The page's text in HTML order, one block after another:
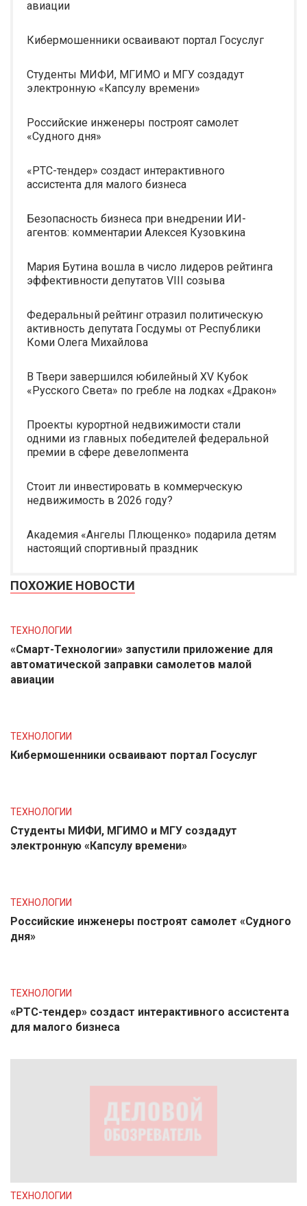
авиации
Кибермошенники осваивают портал Госуслуг
Студенты МИФИ, МГИМО и МГУ создадут
электронную «Капсулу времени»
Российские инженеры построят самолет
«Судного дня»
«РТС-тендер» создаст интерактивного
ассистента для малого бизнеса
Безопасность бизнеса при внедрении ИИ-
агентов: комментарии Алексея Кузовкина
Мария Бутина вошла в число лидеров рейтинга
эффективности депутатов VIII созыва
Федеральный рейтинг отразил политическую
активность депутата Госдумы от Республики
Коми Олега Михайлова
В Твери завершился юбилейный XV Кубок
«Русского Света» по гребле на лодках «Дракон»
Проекты курортной недвижимости стали
одними из главных победителей федеральной
премии в сфере девелопмента
Стоит ли инвестировать в коммерческую
недвижимость в 2026 году?
Академия «Ангелы Плющенко» подарила детям
настоящий спортивный праздник
ПОХОЖИЕ НОВОСТИ
ТЕХНОЛОГИИ
«Смарт-Технологии» запустили приложение для
автоматической заправки самолетов малой
авиации
ТЕХНОЛОГИИ
Кибермошенники осваивают портал Госуслуг
ТЕХНОЛОГИИ
Студенты МИФИ, МГИМО и МГУ создадут
электронную «Капсулу времени»
ТЕХНОЛОГИИ
Российские инженеры построят самолет «Судного
дня»
ТЕХНОЛОГИИ
«РТС-тендер» создаст интерактивного ассистента
для малого бизнеса
ТЕХНОЛОГИИ